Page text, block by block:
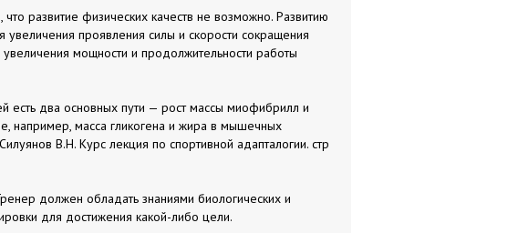
развитие физических качеств не возможно. Развитию
увеличения проявления силы и скорости сокращения
мощности и продолжительности работы
есть два основных пути — рост массы миофибрилл и
например, масса гликогена и жира в мышечных
В.Н. Курс лекция по спортивной адапталогии. стр
должен обладать знаниями биологических и
для достижения какой-либо цели.